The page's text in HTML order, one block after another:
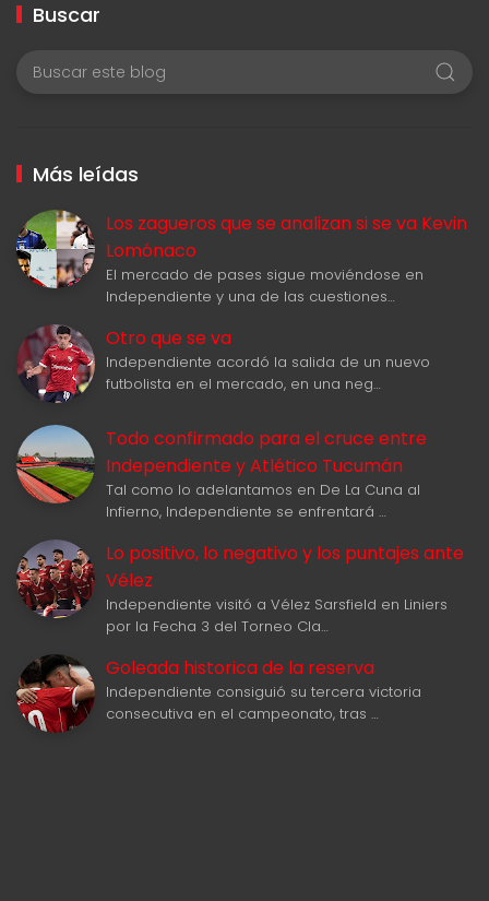
Buscar
Más leídas
Los zagueros que se analizan si se va Kevin
Lomónaco
El mercado de pases sigue moviéndose en
Independiente y una de las cuestiones…
Otro que se va
Independiente acordó la salida de un nuevo
futbolista en el mercado, en una neg…
Todo confirmado para el cruce entre
Independiente y Atlético Tucumán
Tal como lo adelantamos en De La Cuna al
Infierno, Independiente se enfrentará …
Lo positivo, lo negativo y los puntajes ante
Vélez
Independiente visitó a Vélez Sarsfield en Liniers
por la Fecha 3 del Torneo Cla…
Goleada historica de la reserva
Independiente consiguió su tercera victoria
consecutiva en el campeonato, tras …